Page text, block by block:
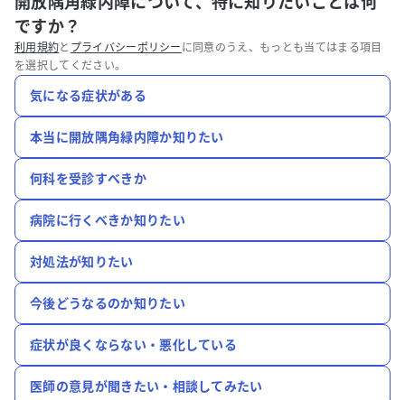
ですか？
利用規約と プライバシーポリシー に同意のうえ、もっとも当てはまる項目
を選択してください。
気になる症状がある
本当に開放隅角緑内障か知りたい
何科を受診すべきか
病院に行くべきか知りたい
対処法が知りたい
今後どうなるのか知りたい
症状が良くならない・悪化している
医師の意見が聞きたい・相談してみたい